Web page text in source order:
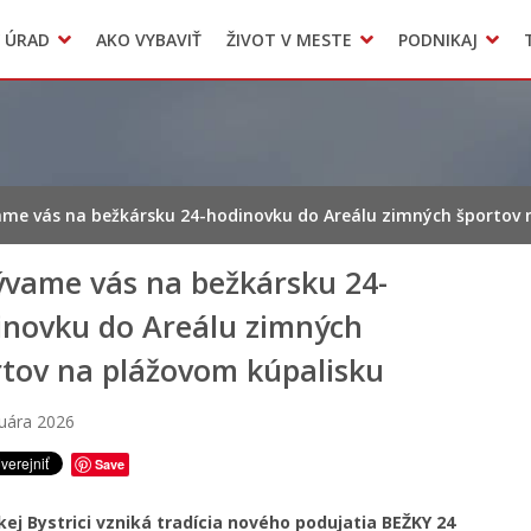
Zmluvy, faktúry a objednávky
AKO VYBAVIŤ ŽIVOT V MESTE
Odpady, verejné priestranstváPODNIKAJ
Accommodation
vás na bežkársku 24-hodinovku do Areálu zimných športov
vás na bežkársku 24-
do Areálu zimných
na plážovom kúpalisku
2026
Save
Bystrici vzniká tradícia nového podujatia BEŽKY 24